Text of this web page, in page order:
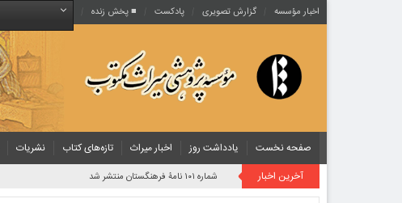
اخبار مؤسسه گزارش تصویری پادکست‌ ■ پخش زنده
صفحه نخست یادداشت روز اخبار میراث تازه‌های کتاب نشریات
آخرین اخبار
شماره ۱۰۱ نامۀ فرهنگستان منتشر شد